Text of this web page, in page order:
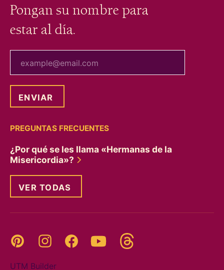
Pongan su nombre para
estar al día.
PREGUNTAS FRECUENTES
¿Por qué se les llama «Hermanas de la
Misericordia»?
VER TODAS
Pinterest InstagramFacebookYouTube
UTM Builder